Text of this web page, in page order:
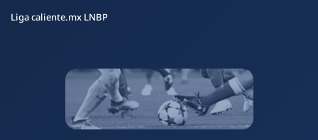
Liga caliente.mx LNBP